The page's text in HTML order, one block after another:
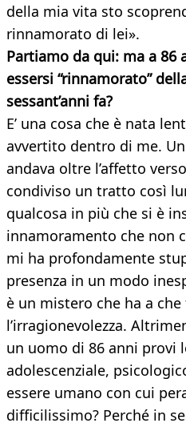
della mia vita sto
rinnamorato di lei».
Partiamo da qui: ma a 86
essersi “rinnamorato”
sessant’anni fa?
E’ una cosa che è nata
avvertito dentro di me.
andava oltre l’affetto
condiviso un tratto così
qualcosa in più che si è
innamoramento che non
mi ha profondamente
presenza in un modo
è un mistero che ha a che
l’irragionevolezza.
un uomo di 86 anni provi
adolescenziale,
essere umano con cui
difficilissimo? Perché in